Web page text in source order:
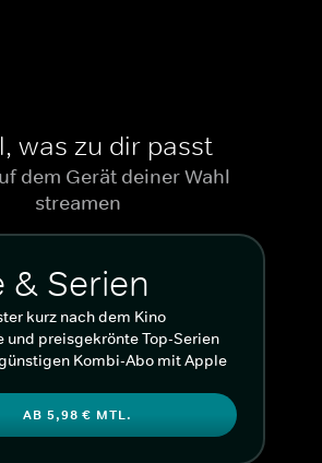
was zu dir passt
dem Gerät deiner Wahl
streamen
& Serien
kurz nach dem Kino
und preisgekrönte Top-Serien
Kombi-Abo mit Apple
AB 5,98 € MTL.